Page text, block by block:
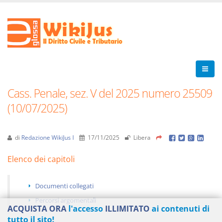
Cass. Penale, sez. V del 2025 numero 25509
(10/07/2025)
di Redazione WikiJus I 17/11/2025 Libera
Elenco dei capitoli
Documenti collegati
Percorsi argomentali
ACQUISTA ORA l'accesso ILLIMITATO ai contenuti di
tutto il sito!